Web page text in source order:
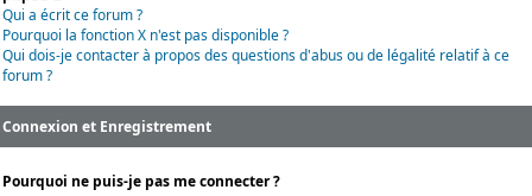
Qui a écrit ce forum ?
Pourquoi la fonction X n'est pas disponible ?
Qui dois-je contacter à propos des questions d'abus ou de légalité relatif à ce
forum ?
Connexion et Enregistrement
Pourquoi ne puis-je pas me connecter ?